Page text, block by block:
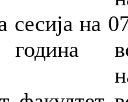
сесија на